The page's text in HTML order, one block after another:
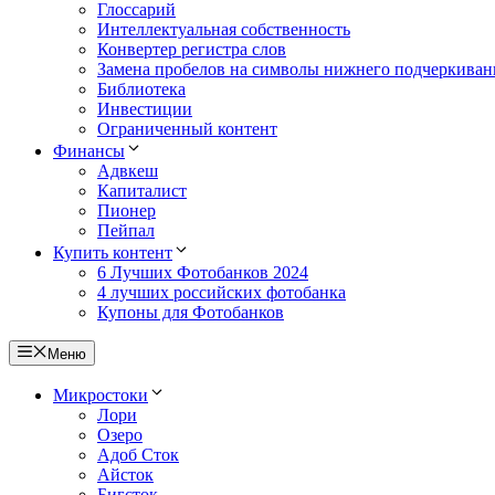
Глоссарий
Интеллектуальная собственность
Конвертер регистра слов
Замена пробелов на символы нижнего
Библиотека
Инвестиции
Ограниченный контент
Финансы
Адвкеш
Капиталист
Пионер
Пейпал
Купить контент
6 Лучших Фотобанков 2024
4 лучших российских фотобанка
Купоны для Фотобанков
Меню
Микростоки
Лори
Озеро
Адоб Сток
Айсток